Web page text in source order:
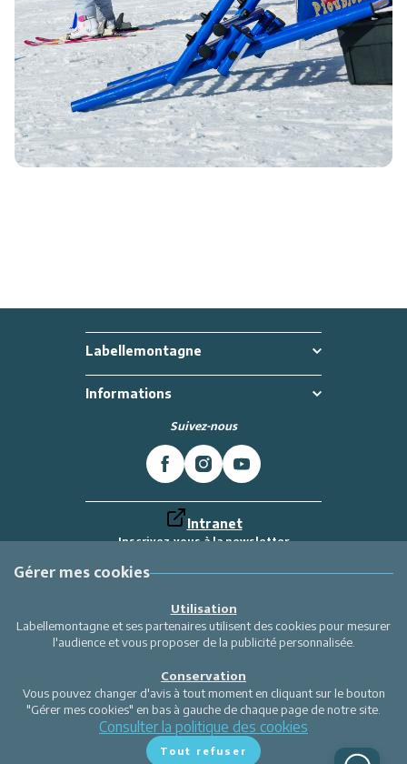
Labellemontagne
Informations
Suivez-nous
Intranet
Inscrivez-vous à la newsletter
Labellemontagne
Gérer mes cookies
Utilisation
Labellemontagne et ses partenaires utilisent des cookies pour mesurer
l'audience et vous proposer de la publicité personnalisée.
Conservation
Vous pouvez changer d'avis à tout moment en cliquant sur le bouton
"Gérer mes cookies" en bas à gauche de chaque page de notre site.
Consulter la politique des cookies
Tout refuser